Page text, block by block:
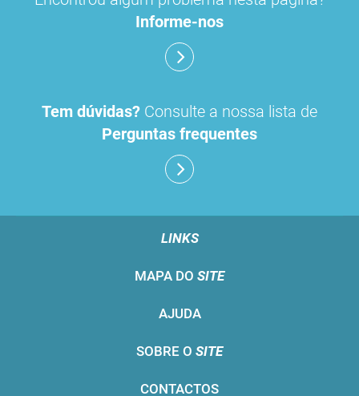
Informe-nos
Tem dúvidas? Consulte a nossa lista de
Perguntas frequentes
LINKS
MAPA DO SITE
AJUDA
SOBRE O SITE
CONTACTOS